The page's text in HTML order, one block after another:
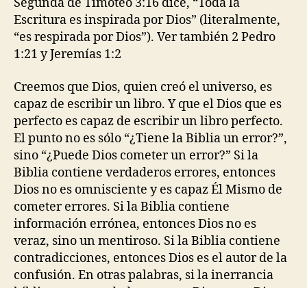
Segunda de Timoteo 3:16 dice, “Toda la
Escritura es inspirada por Dios” (literalmente,
“es respirada por Dios”). Ver también 2 Pedro
1:21 y Jeremías 1:2
Creemos que Dios, quien creó el universo, es
capaz de escribir un libro. Y que el Dios que es
perfecto es capaz de escribir un libro perfecto.
El punto no es sólo “¿Tiene la Biblia un error?”,
sino “¿Puede Dios cometer un error?” Si la
Biblia contiene verdaderos errores, entonces
Dios no es omnisciente y es capaz Él Mismo de
cometer errores. Si la Biblia contiene
información errónea, entonces Dios no es
veraz, sino un mentiroso. Si la Biblia contiene
contradicciones, entonces Dios es el autor de la
confusión. En otras palabras, si la inerrancia